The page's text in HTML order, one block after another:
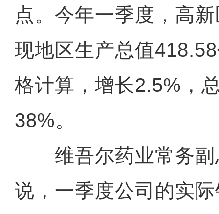
点。今年一季度，高
现地区生产总值
格计算，增长2.5%，
38%。
维吾尔药业常务副
说，一季度公司的实